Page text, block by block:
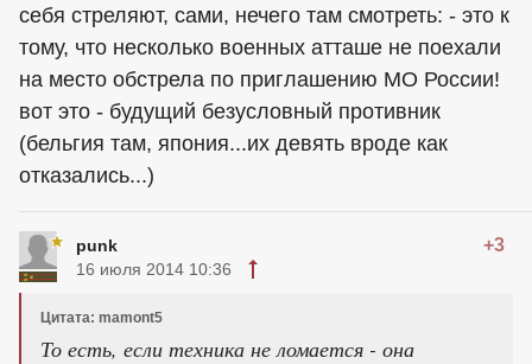
себя стреляют, сами, нечего там смотреть: - это к
тому, что несколько военных атташе не поехали
на место обстрела по приглашению МО России!
вот это - будущий безусловный противник
(бельгия там, япония...их девять вроде как
отказались...)
punk +3
16 июля 2014 10:36
Цитата: mamont5
То есть, если техника не ломается - она